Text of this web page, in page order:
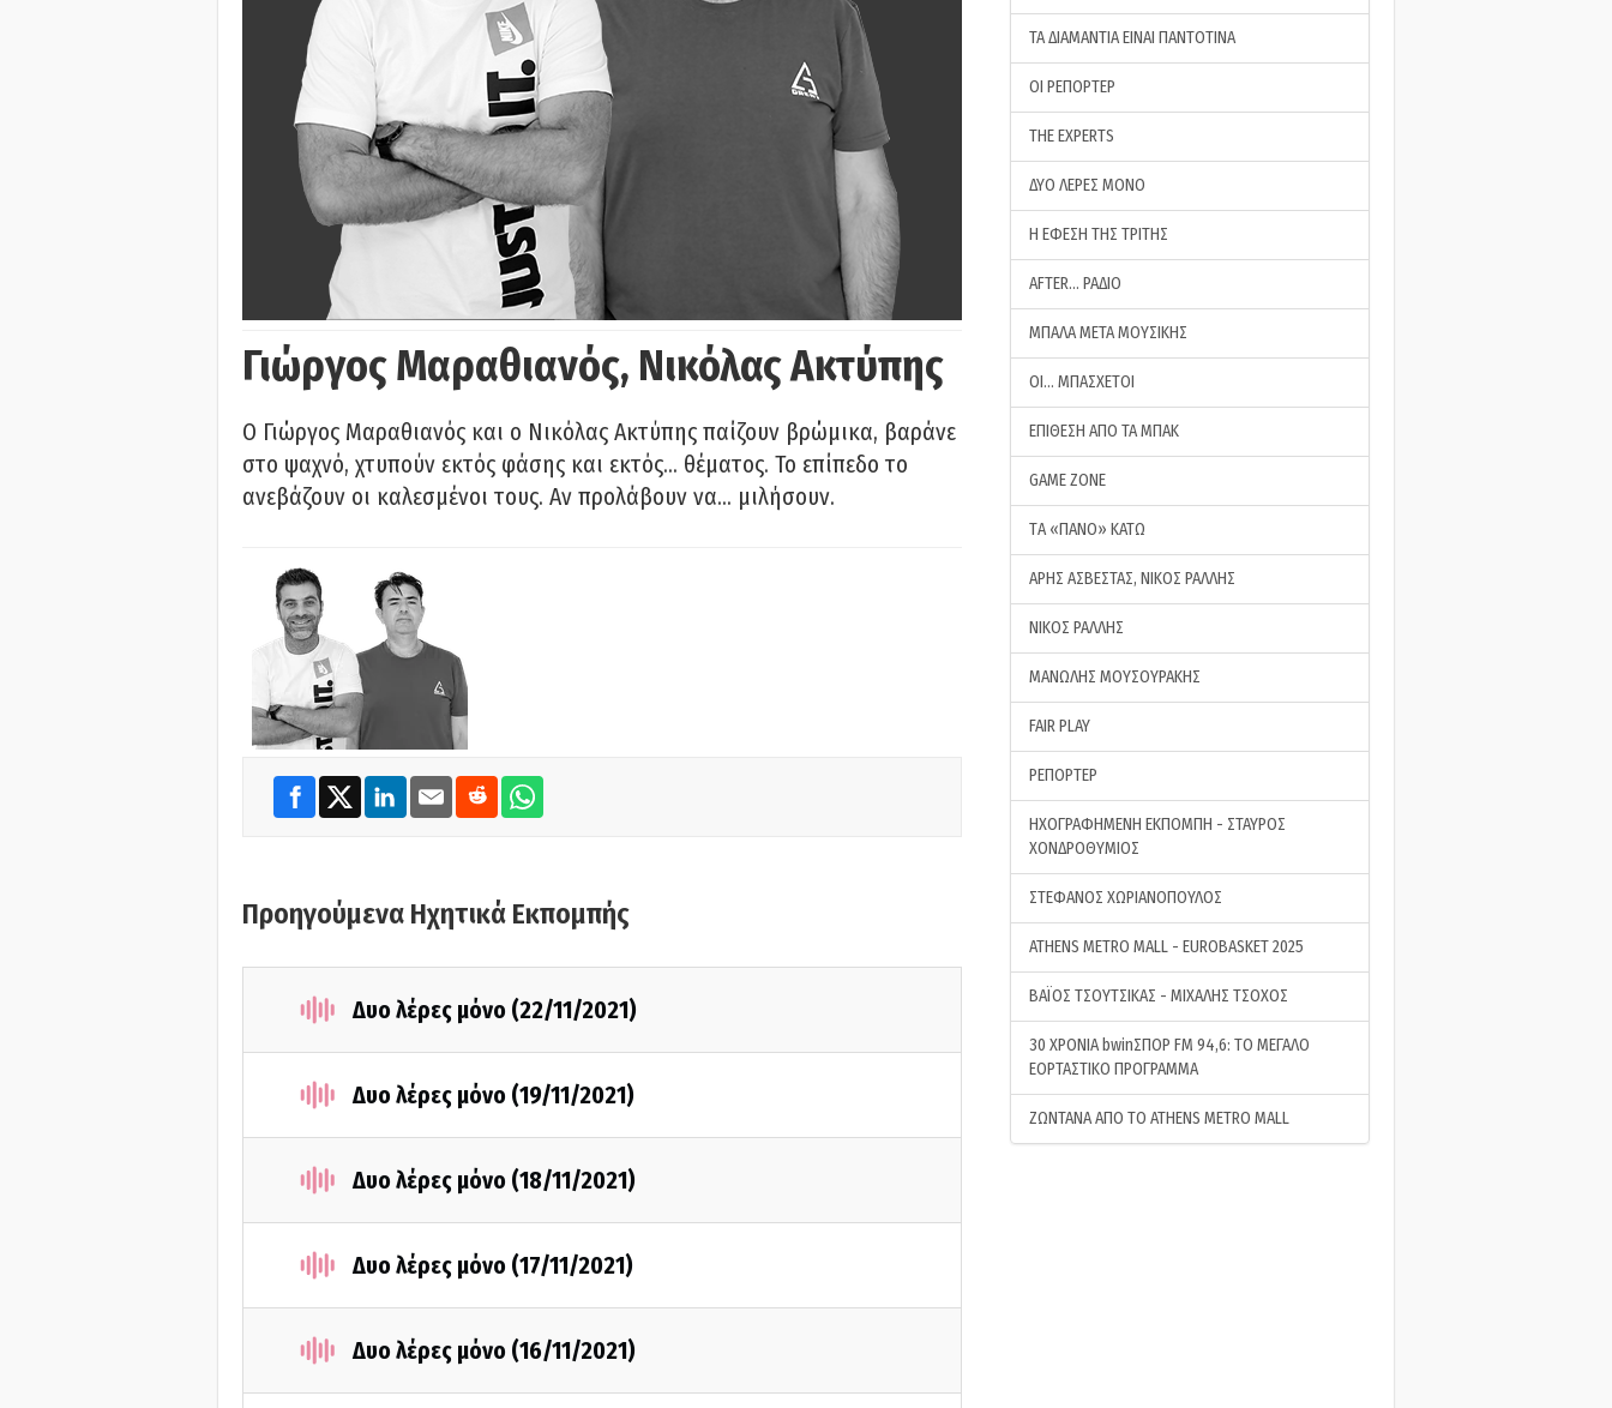
Γιώργος Μαραθιανός, Νικόλας Ακτύπης
Ο Γιώργος Μαραθιανός και ο Νικόλας Ακτύπης παίζουν βρώμικα, βαράνε
στο ψαχνό, χτυπούν εκτός φάσης και εκτός… θέματος. Το επίπεδο το
ανεβάζουν οι καλεσμένοι τους. Αν προλάβουν να… μιλήσουν.
Προηγούμενα Ηχητικά Εκπομπής
Δυο λέρες μόνο (22/11/2021)
Δυο λέρες μόνο (19/11/2021)
Δυο λέρες μόνο (18/11/2021)
Δυο λέρες μόνο (17/11/2021)
Δυο λέρες μόνο (16/11/2021)
ΤΑ ΔΙΑΜΑΝΤΙΑ ΕΙΝΑΙ ΠΑΝΤΟΤΙΝΑ
ΟΙ ΡΕΠΟΡΤΕΡ
THE EXPERTS
ΔΥΟ ΛΕΡΕΣ ΜΟΝΟ
Η ΕΦΕΣΗ ΤΗΣ ΤΡΙΤΗΣ
AFTER… ΡΑΔΙΟ
ΜΠΑΛΑ ΜΕΤΑ ΜΟΥΣΙΚΗΣ
ΟΙ… ΜΠΑΣΧΕΤΟΙ
ΕΠΙΘΕΣΗ ΑΠΟ ΤΑ ΜΠΑΚ
GAME ZONE
ΤA «ΠΑΝΟ» ΚΑΤΩ
ΑΡΗΣ ΑΣΒΕΣΤΑΣ, ΝΙΚΟΣ ΡΑΛΛΗΣ
ΝΙΚΟΣ ΡΑΛΛΗΣ
ΜΑΝΩΛΗΣ ΜΟΥΣΟΥΡΑΚΗΣ
FAIR PLAY
ΡΕΠΟΡΤΕΡ
ΗΧΟΓΡΑΦΗΜΕΝΗ ΕΚΠΟΜΠΗ - ΣΤΑΥΡΟΣ
ΧΟΝΔΡΟΘΥΜΙΟΣ
ΣΤΕΦΑΝΟΣ ΧΩΡΙΑΝΟΠΟΥΛΟΣ
ATHENS METRO MALL - EUROBASKET 2025
ΒΑΪΟΣ ΤΣΟΥΤΣΙΚΑΣ - ΜΙΧΑΛΗΣ ΤΣΟΧΟΣ
30 ΧΡΟΝΙΑ bwinΣΠΟΡ FM 94,6: ΤΟ ΜΕΓΑΛΟ
ΕΟΡΤΑΣΤΙΚΟ ΠΡΟΓΡΑΜΜΑ
ΖΩΝΤΑΝΑ ΑΠΟ ΤΟ ATHENS METRO MALL